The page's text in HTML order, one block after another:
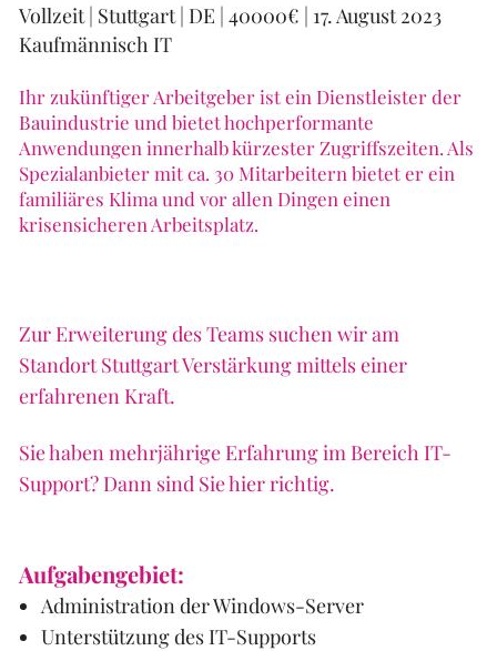
Vollzeit | Stuttgart | DE | 40000€ | 17. August 2023
Kaufmännisch IT
Ihr zukünftiger Arbeitgeber ist ein Dienstleister der
Bauindustrie und bietet hochperformante
Anwendungen innerhalb kürzester Zugriffszeiten. Als
Spezialanbieter mit ca. 30 Mitarbeitern bietet er ein
familiäres Klima und vor allen Dingen einen
krisensicheren Arbeitsplatz.
Zur Erweiterung des Teams suchen wir am
Standort Stuttgart Verstärkung mittels einer
erfahrenen Kraft.
Sie haben mehrjährige Erfahrung im Bereich IT-
Support? Dann sind Sie hier richtig.
Aufgabengebiet:
Administration der Windows-Server
Unterstützung des IT-Supports